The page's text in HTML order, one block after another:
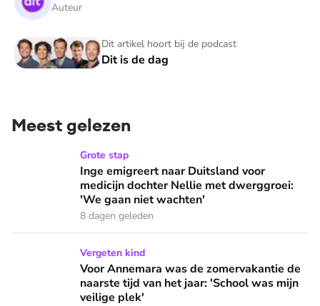
Auteur
Dit artikel hoort bij de podcast
Dit is de dag
Dit is de dag
Meest gelezen
Inge emigreert naar Duitsland voor medicijn dochter
Grote stap
Inge emigreert naar Duitsland voor
medicijn dochter Nellie met dwerggroei:
'We gaan niet wachten'
8 dagen geleden
Voor Annemara was de zomervakantie de naarste tijd van
Vergeten kind
Voor Annemara was de zomervakantie de
naarste tijd van het jaar: 'School was mijn
veilige plek'